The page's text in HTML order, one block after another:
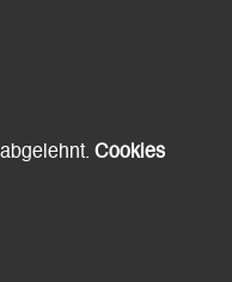
Cookies